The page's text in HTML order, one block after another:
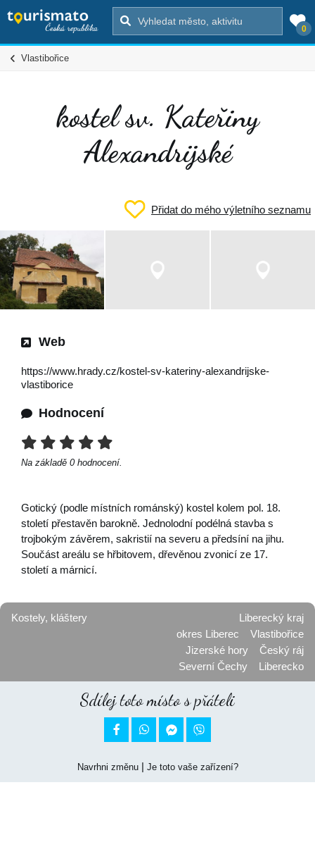
0
Vlastibořice
kostel sv. Kateřiny
Alexandrijské
Přidat do mého výletního seznamu
Web
https://www.hrady.cz/kostel-sv-kateriny-alexandrijske-
vlastiborice
Hodnocení
Na základě 0 hodnocení.
Gotický (podle místních románský) kostel kolem pol. 18.
století přestavěn barokně. Jednolodní podélná stavba s
trojbokým závěrem, sakristií na severu a předsíní na jihu.
Součást areálu se hřbitovem, dřevěnou zvonicí ze 17.
století a márnicí.
Kostely, kláštery
Liberecký kraj
okres Liberec
Vlastibořice
Jizerské hory
Český ráj
Severní Čechy
Liberecko
Sdílej toto místo s přáteli
 
Navrhni změnu| Je toto vaše zařízení?